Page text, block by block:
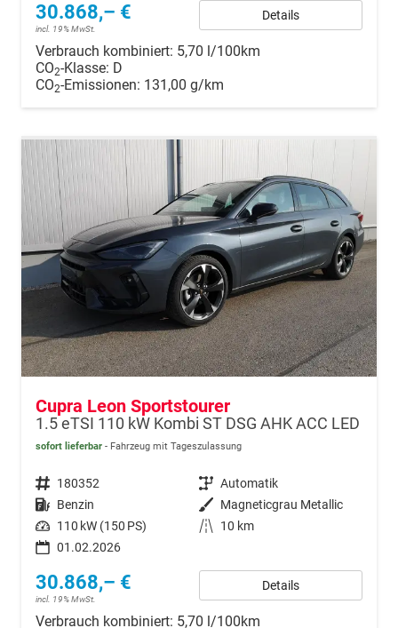
30.868,– €
incl. 19% MwSt.
Details
Verbrauch kombiniert: 5,70 l/100km
CO2-Klasse: D
CO2-Emissionen: 131,00 g/km
Cupra Leon Sportstourer
1.5 eTSI 110 kW Kombi ST DSG AHK ACC LED
sofort lieferbar Fahrzeug mit Tageszulassung
Fahrzeugnr. 180352 Getriebe Automatik
Kraftstoff Benzin Außenfarbe Magneticgrau Metallic
Leistung 110 kW (150 PS) Kilometerstand
10 km
01.02.2026
30.868,– €
incl. 19% MwSt.
Details
Verbrauch kombiniert: 5,70 l/100km